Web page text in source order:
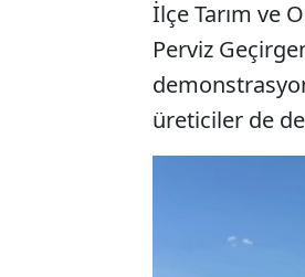
İlçe Tarım ve
Perviz
üreticiler de